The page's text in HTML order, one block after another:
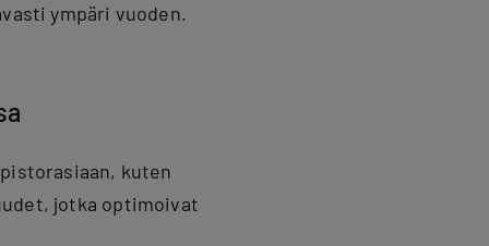
ympäri vuoden.
kuten
jotka optimoivat